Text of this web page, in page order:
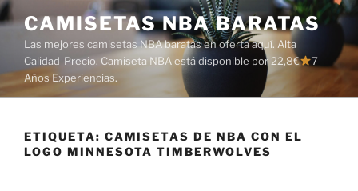
Saltar
al
contenido
CAMISETAS NBA BARATAS
Las mejores camisetas NBA baratas en oferta aquí. Alta
Calidad-Precio. Camiseta NBA está disponible por 22,8€
7
Años Experiencias.
ETIQUETA: CAMISETAS DE NBA CON EL
LOGO MINNESOTA TIMBERWOLVES